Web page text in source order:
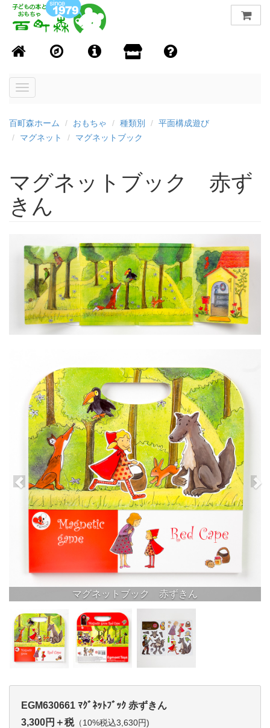
Toggle
百町森ホーム おもちゃ 種類別
平面構成遊び
マグネット
マグネットブック
マグネットブック 赤ず
きん
マグネットブック 赤ずきん
EGM630661 ﾏｸﾞﾈｯﾄﾌﾞｯｸ 赤ずきん
3,300円＋税（10%税込3,630円)